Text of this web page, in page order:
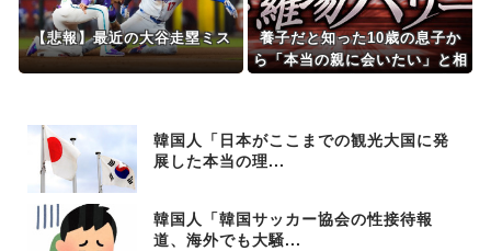
者「でも本当は…」 そして離
婚後、間男婚約者と再会。語ら
れた本音とまさかの結果は…..
【悲報】最近の大谷走塁ミス
養子だと知った10歳の息子か
ら「本当の親に会いたい」と相
韓国人「日本がここまでの観光大国に発
展した本当の理...
韓国人「韓国サッカー協会の性接待報
道、海外でも大騒...